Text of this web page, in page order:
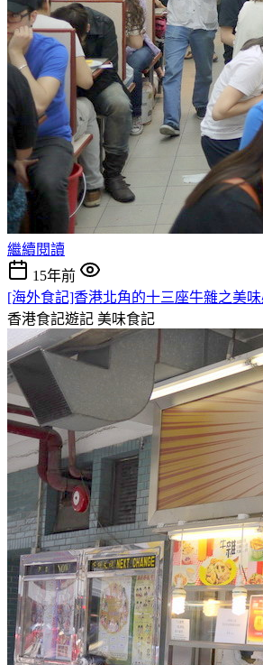
繼續閱讀
15年前
[海外食記]香港北角的十三座牛雜之美味
香港食記遊記 美味食記